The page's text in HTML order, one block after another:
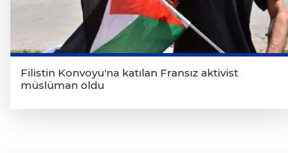
Filistin Konvoyu'na katılan Fransız aktivist
müslüman oldu